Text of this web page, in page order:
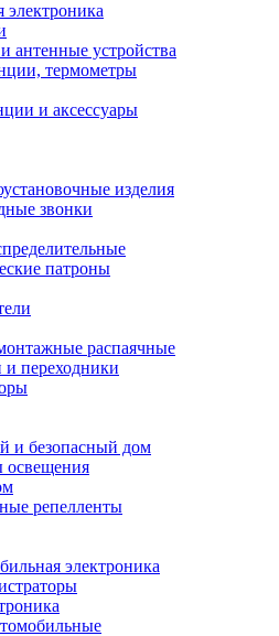
электроника
антенные устройства
термометры
и аксессуары
изделия
звонки
патроны
распаячные
переходники
и безопасный дом
освещения
репелленты
электроника